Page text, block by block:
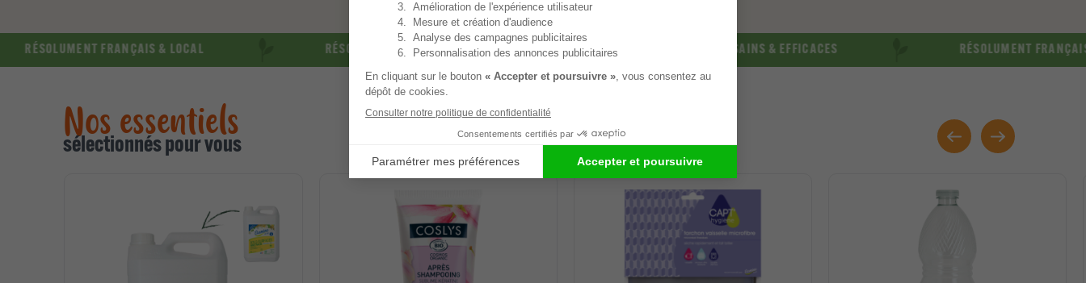
FRANÇAIS & LOCAL RÉSOLUMENT ENGAGÉES & CERTIFIÉES RÉSOLUMENT SAINS & EFFICACES RÉSOLUMENT FRANÇAIS &
Nos essentiels
sélectionnés pour vous